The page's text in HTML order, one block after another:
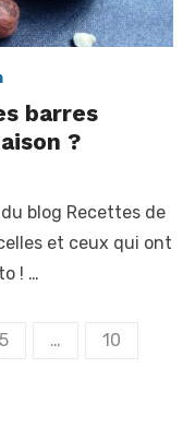
barres
?
blog Recettes de
et ceux qui ont
! …
5 …
10